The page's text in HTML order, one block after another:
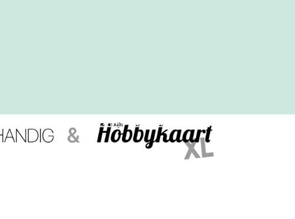
Demo Archief